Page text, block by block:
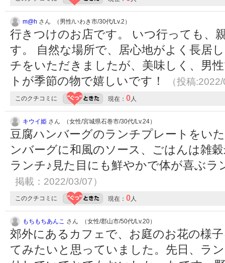
m@h さん （男性/いわき市/30代/Lv.2）
行きつけのお店です。 いつ行っても、
す。 自然な場所で、居心地がよく長居
チをいただきましたが、美味しく、男
トが季節の物で嬉しいです！
（投稿
このクチコミに 現在： 0 人
キウイ姫 さん （女性/宮城県石巻市/30代/Lv.24）
豆腐ハンバーグのランチプレートをい
ンバーグに和風のソース、ごはんは雑
ランチ♪見た目にも鮮やかで体が喜ぶ
掲載：2022/03/07）
このクチコミに 現在： 0 人
もちもちあんこ さん （女性/郡山市/50代/Lv.20）
郊外にあるカフェで、お庭のお花の様
てみたいと思っていました。先日、ラ